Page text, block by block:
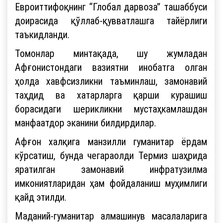
Евроиттифоқнинг “Глобал дарвоза” ташаббуси
доирасида қўллаб-қувватлашга тайёрлиги
таъкидланди.
Томонлар минтақада, шу жумладан
Афғонистондаги вазиятни инобатга олган
ҳолда хавфсизликни таъминлаш, замонавий
таҳдид ва хатарларга қарши курашиш
борасидаги шерикликни мустаҳкамлашдан
манфаатдор эканини билдирдилар.
Афғон халқига манзилли гуманитар ёрдам
кўрсатиш, бунда чегараолди Термиз шаҳрида
яратилган замонавий инфратузилма
имкониятларидан ҳам фойдаланиш муҳимлиги
қайд этилди.
Маданий-гуманитар алмашинув масалаларига